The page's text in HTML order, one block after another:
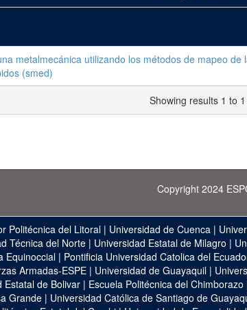
metalmecánica utilizando los métodos de mapeo de
(smed)
Showing results 1 to 1
Copyright 2024
Politécnica del Litoral | Universidad de Cuenca |
Técnica del Norte| Universidad Estatal de Milagro |
Equinoccial| Pontificia Universidad Catolica del
Armadas-ESPE | Universidad de Guayaquil |
Estatal de Bolivar| Escuela Politécnica del Chimborazo
Grande | Universidad Católica de Santiago de